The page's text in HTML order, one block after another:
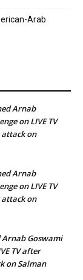
Arab
Arnab
on LIVE TV
on
Arnab
on LIVE TV
on
Arnab Goswami
TV after
on Salman